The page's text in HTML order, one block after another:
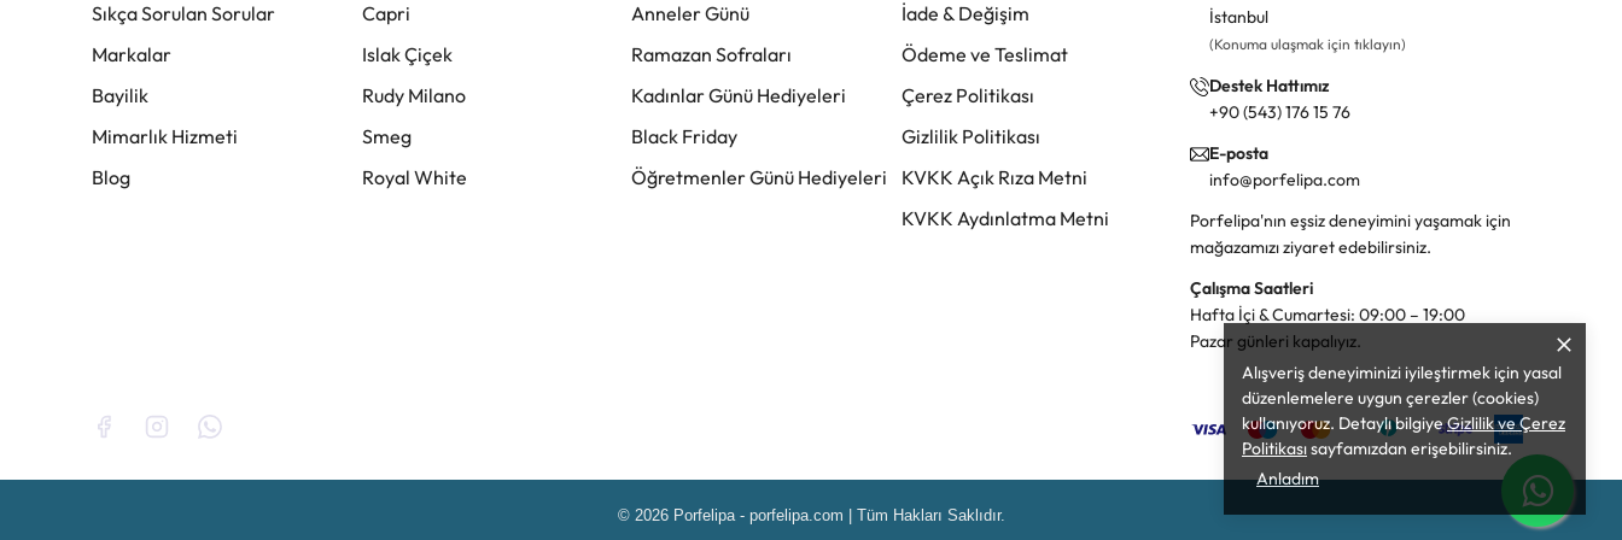
Alışveriş deneyiminizi iyileştirmek için yasal
düzenlemelere uygun çerezler (cookies)
kullanıyoruz. Detaylı bilgiyeGizlilik ve Çerez
Politikasısayfamızdan erişebilirsiniz.
Anladım
Sıkça Sorulan Sorular
Markalar
Bayilik
Mimarlık Hizmeti
Blog
Capri
Islak Çiçek
Rudy Milano
Smeg
Royal White
Anneler Günü
Ramazan Sofraları
Kadınlar Günü Hediyeleri
Black Friday
Öğretmenler Günü Hediyeleri
İade & Değişim
Ödeme ve Teslimat
Çerez Politikası
Gizlilik Politikası
KVKK Açık Rıza Metni
KVKK Aydınlatma Metni
İstanbul
(Konuma ulaşmak için tıklayın)
Destek Hattımız
+90 (543) 176 15 76
E-posta
info@porfelipa.com
Porfelipa'nın eşsiz deneyimini yaşamak için
mağazamızı ziyaret edebilirsiniz.
Çalışma Saatleri
Hafta İçi & Cumartesi: 09:00 – 19:00
Pazar günleri kapalıyız.
© 2026 Porfelipa - porfelipa.com | Tüm Hakları Saklıdır.